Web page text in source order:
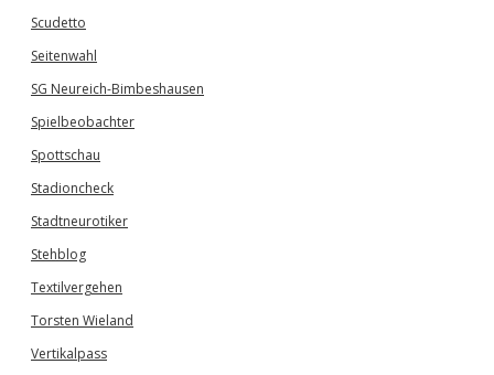
Scudetto
Seitenwahl
SG Neureich-Bimbeshausen
Spielbeobachter
Spottschau
Stadioncheck
Stadtneurotiker
Stehblog
Textilvergehen
Torsten Wieland
Vertikalpass